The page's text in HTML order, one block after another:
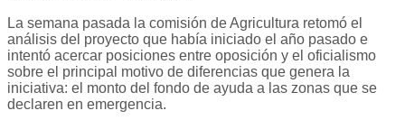
La semana pasada la comisión de Agricultura retomó el
análisis del proyecto que había iniciado el año pasado e
intentó acercar posiciones entre oposición y el oficialismo
sobre el principal motivo de diferencias que genera la
iniciativa: el monto del fondo de ayuda a las zonas que se
declaren en emergencia.